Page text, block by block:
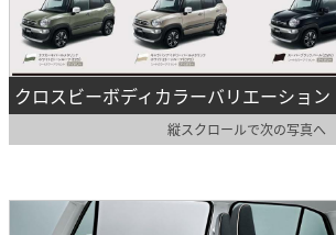
クロスビーボディカラーバリエーション
縦スクロールで次の写真へ